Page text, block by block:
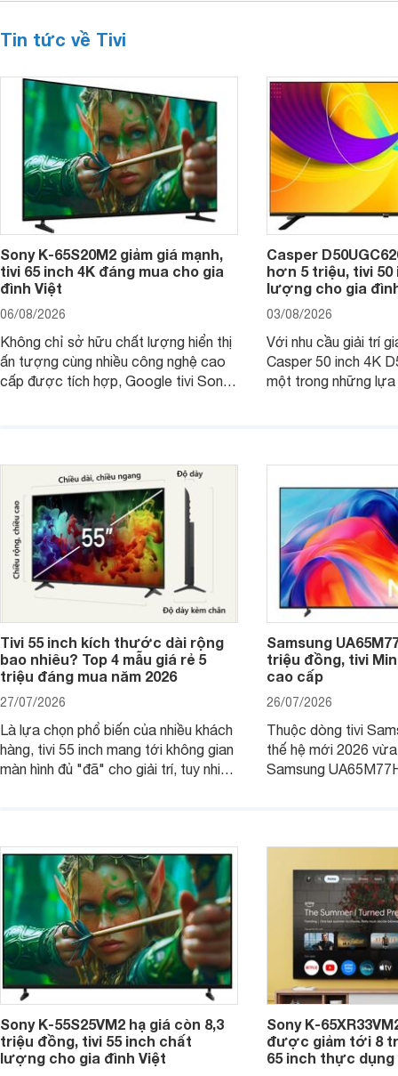
Tin tức về Tivi
Sony K-65S20M2 giảm giá mạnh,
tivi 65 inch 4K đáng mua cho gia
đình Việt
06/08/2026
Không chỉ sở hữu chất lượng hiển thị
ấn tượng cùng nhiều công nghệ cao
cấp được tích hợp, Google tivi Sony
Casper
hơn 5 triệu, tivi 50
lượng cho gia
03/08/2026
Với nhu cầu giải trí
Casper 50 inch 4K
một trong những lựa
Tivi 55 inch kích thước dài rộng
bao nhiêu? Top 4 mẫu giá rẻ 5
triệu đáng mua năm 2026
27/07/2026
Là lựa chọn phổ biến của nhiều khách
hàng, tivi 55 inch mang tới không gian
màn hình đủ "đã" cho giải trí, tuy nhiên
dùng cho phòng bao nhiêu m2?
Samsung
triệu đồng, tivi
cao cấp
26/07/2026
Thuộc dòng tivi
thế hệ mới 2026
Samsung
Sony K-55S25VM2 hạ giá còn 8,3
triệu đồng, tivi 55 inch chất
lượng cho gia đình Việt
Sony K-
được giảm tới 8
65 inch thực